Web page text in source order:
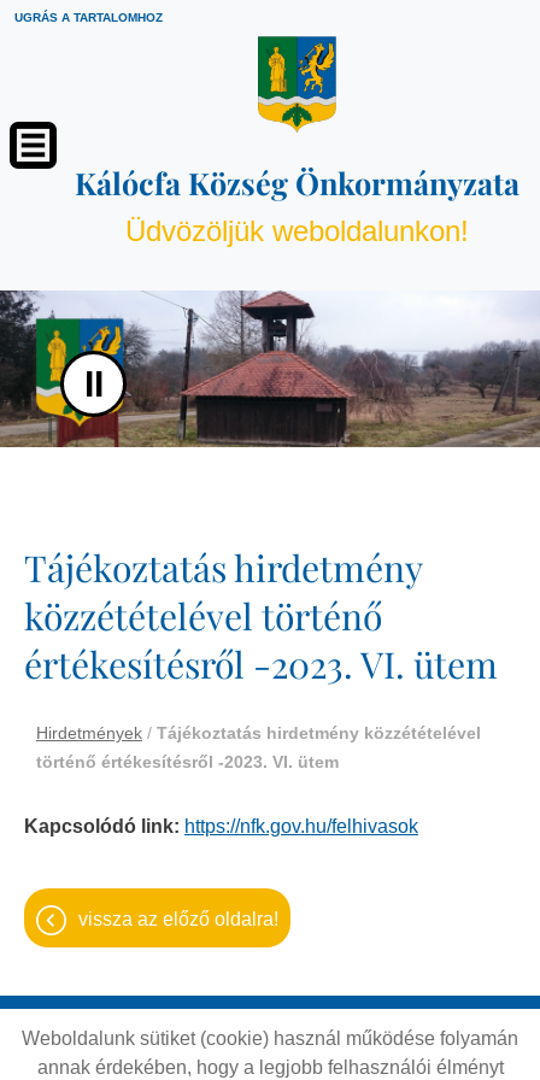
UGRÁS A TARTALOMHOZ
Kálócfa Község Önkormányzata
Üdvözöljük weboldalunkon!
II
Tájékoztatás hirdetmény
közzétételével történő
értékesítésről -2023. VI. ütem
Hirdetmények / Tájékoztatás hirdetmény közzétételével
történő értékesítésről -2023. VI. ütem
Kapcsolódó link: https://nfk.gov.hu/felhivasok
vissza az előző oldalra!
Oldal információk Adatkezelési tájékoztató
Weboldalunk sütiket (cookie) használ működése folyamán
annak érdekében, hogy a legjobb felhasználói élményt